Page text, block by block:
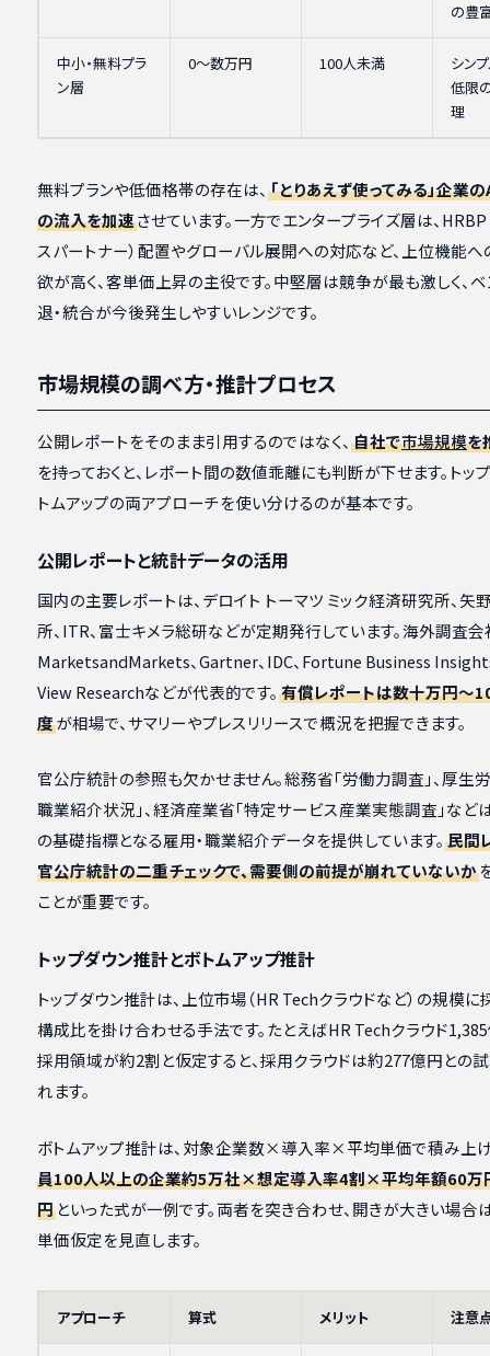
の豊
中小・無料プラ
ン層
0〜数万円 100人未満
シン
低限
理
無料プランや低価格帯の存在は、 「とりあえず使ってみる」企業
の流入を加速させています。一方でエンタープライズ層は、
スパートナー）配置やグローバル展開への対応など、上位機能
欲が高く、客単価上昇の主役です。中堅層は競争が最も激しく、
退・統合が今後発生しやすいレンジです。
市場規模の調べ方・推計プロセス
公開レポートをそのまま引用するのではなく、 自社で市場規模を
を持っておくと、レポート間の数値乖離にも判断が下せます。トッ
トムアップの両アプローチを使い分けるのが基本です。
公開レポートと統計データの活用
国内の主要レポートは、デロイト トーマツ ミック経済研究所、矢
所、ITR、富士キメラ総研などが定期発行しています。海外調査会
MarketsandMarkets、Gartner、IDC、Fortune Business
View Researchなどが代表的です。 有償レポートは数十万円〜
度が相場で、サマリーやプレスリリースで概況を把握できます。
官公庁統計の参照も欠かせません。総務省「労働力調査」、厚生
職業紹介状況」、経済産業省「特定サービス産業実態調査」など
の基礎指標となる雇用・職業紹介データを提供しています。 民間
官公庁統計の二重チェックで、需要側の前提が崩れていないか
ことが重要です。
トップダウン推計とボトムアップ推計
トップダウン推計は、上位市場（HR Techクラウドなど）の規模
構成比を掛け合わせる手法です。たとえばHR Techクラウド
採用領域が約2割と仮定すると、採用クラウドは約277億円との
れます。
ボトムアップ推計は、対象企業数×導入率×平均単価で積み上げ
員100人以上の企業約5万社×想定導入率4割×平均年額60万
円といった式が一例です。両者を突き合わせ、開きが大きい場合
単価仮定を見直します。
アプローチ 算式 メリット 注意